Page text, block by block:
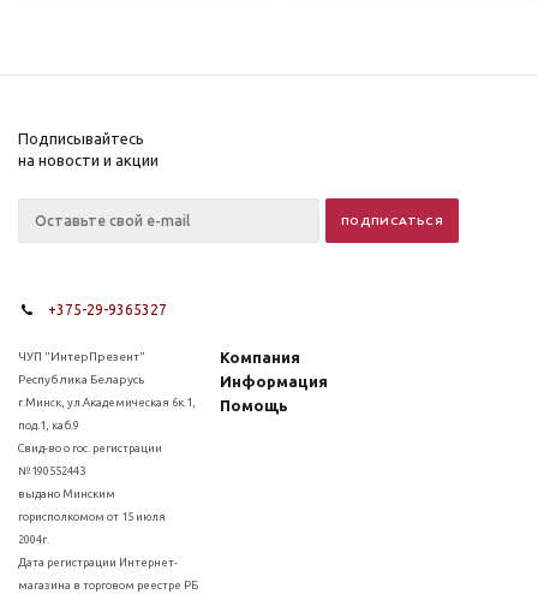
Подписывайтесь
на новости и акции
+375-29-9365327
ЧУП "ИнтерПрезент"
Республика Беларусь
г.Минск, ул.Академическая 6к.1,
под.1, каб.9
Свид-во о гос. регистрации
№190552443
выдано Минским
горисполкомом от 15 июля
2004г.
Дата регистрации Интернет-
магазина в торговом реестре РБ
Компания
Информация
Помощь